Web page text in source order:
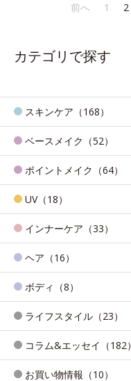
前へ 1 2
カテゴリで探す
スキンケア（168）
ベースメイク（52）
ポイントメイク（64）
UV（18）
インナーケア（33）
ヘア（16）
ボディ（8）
ライフスタイル（23）
コラム&エッセイ（182）
お買い物情報（10）